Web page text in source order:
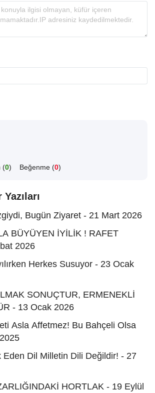
(0) Beğenme (0)
Bugün Ziyaret - 21 Mart 2026
BÜYÜYEN İYİLİK ! RAFET
2026
Herkes Susuyor - 23 Ocak
SONUÇTUR, ERMENEKLİ
- 13 Ocak 2026
Asla Affetmez! Bu Bahçeli Olsa
Eden Dil Milletin Dili Değildir! - 27
HORTLAK - 19 Eylül